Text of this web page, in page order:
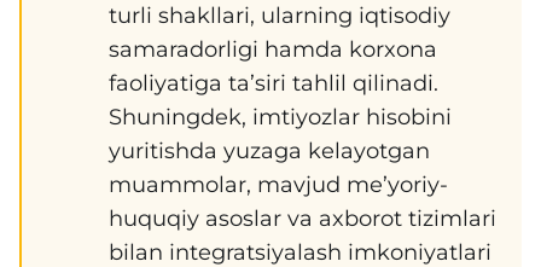
turli shakllari, ularning iqtisodiy
samaradorligi hamda korxona
faoliyatiga ta’siri tahlil qilinadi.
Shuningdek, imtiyozlar hisobini
yuritishda yuzaga kelayotgan
muammolar, mavjud me’yoriy-
huquqiy asoslar va axborot tizimlari
bilan integratsiyalash imkoniyatlari